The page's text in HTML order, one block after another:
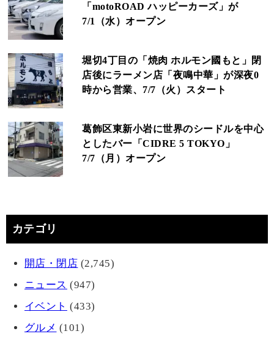
「motoROAD ハッピーカーズ」が
7/1（水）オープン
堀切4丁目の「焼肉 ホルモン國もと」閉
店後にラーメン店「夜鳴中華」が深夜0
時から営業、7/7（火）スタート
葛飾区東新小岩に世界のシードルを中心
としたバー「CIDRE 5 TOKYO」
7/7（月）オープン
カテゴリ
開店・閉店 (2,745)
ニュース (947)
イベント (433)
グルメ (101)